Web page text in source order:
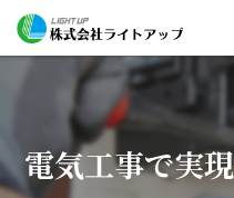
電気工事で実